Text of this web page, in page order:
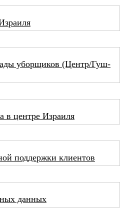
уборщиков (Центр/Гуш-
в центре Израиля
поддержки клиентов
данных